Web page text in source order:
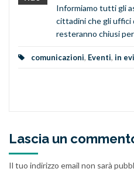
Informiamo tutti gli
cittadini che gli
resteranno chiusi per
comunicazioni, Eventi, in
Lascia un
Il tuo indirizzo email non sarà